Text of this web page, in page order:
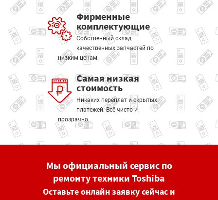
Фирменные
комплектующие
Собственный склад
качественных запчастей по
низким ценам.
Самая низкая
стоимость
Никаких переплат и скрытых
платежей. Всё чисто и
прозрачно.
Мы официальный сервис по
ремонту техники Toshiba
Оставьте онлайн заявку сейчас и